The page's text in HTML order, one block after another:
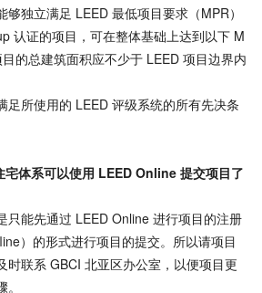
独立满足 LEED 最低项目要求（MPR）
认证的项目，可在整体基础上达到以下 M
的总建筑面积应不少于 LEED 项目边界内
足所使用的 LEED 评级系统的所有先决条
体系可以使用 LEED Online 提交项目了
只能先通过 LEED Online 进行项目的注册
）的形式进行项目的提交。所以请项目
时联系 GBCI 北亚区办公室，以便项目更